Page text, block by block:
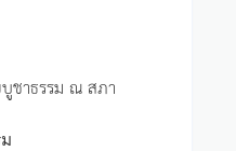
ชาธรรม ณ สภา